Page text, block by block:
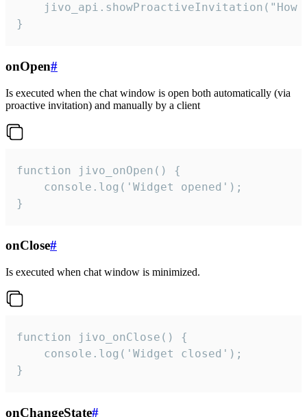
jivo_api.showProactiveInvitation("How
}
onOpen#
Is executed when the chat window is open both automatically (via
proactive invitation) and manually by a client
function jivo_onOpen() {
    console.log('Widget opened');
}
onClose#
Is executed when chat window is minimized.
function jivo_onClose() {
    console.log('Widget closed');
}
onChangeState#